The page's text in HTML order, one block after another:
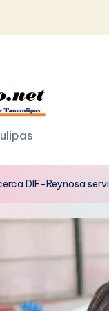
DIF-Reynosa